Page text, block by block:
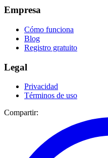
Empresa
Cómo funciona
Blog
Registro gratuito
Legal
Privacidad
Términos de uso
Compartir: